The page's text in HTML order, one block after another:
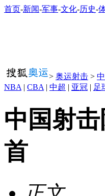
首页-新闻-军事-文化-历史-
> 奥运射击 >
NBA | CBA | 中超 | 亚冠 | 足
中国射
首